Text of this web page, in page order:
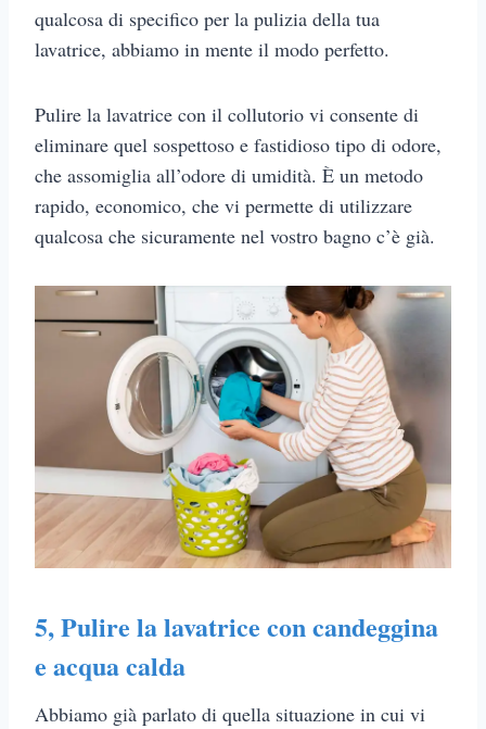
qualcosa di specifico per la pulizia della tua
lavatrice, abbiamo in mente il modo perfetto.
Pulire la lavatrice con il collutorio vi consente di
eliminare quel sospettoso e fastidioso tipo di odore,
che assomiglia all’odore di umidità. È un metodo
rapido, economico, che vi permette di utilizzare
qualcosa che sicuramente nel vostro bagno c’è già.
5,Pulire la lavatrice con candeggina
e acqua calda
Abbiamo già parlato di quella situazione in cui vi